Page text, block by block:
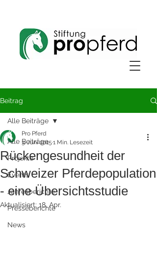
Beitrag
Alle Beiträge
Projekte
Events
Jahresberichte
Presseberichte
News
Alle Beiträge
Rückengesundheit der
Schweizer Pferdepopulation
- eine Übersichtsstudie
Pro Pferd
3. Juni 2015 1 Min. Lesezeit
Aktualisiert: 18. Apr.